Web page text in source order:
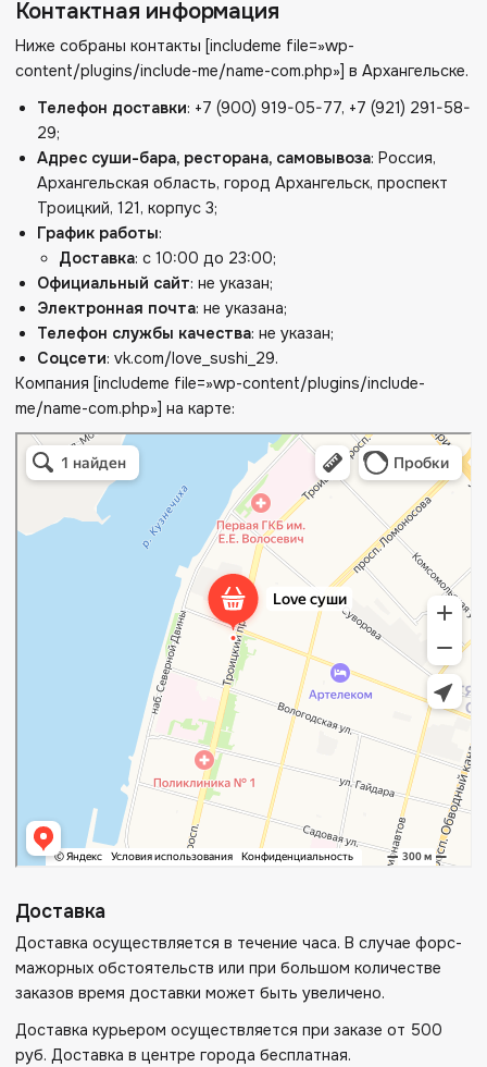
Контактная информация
Ниже собраны контакты [includeme file=»wp-
content/plugins/include-me/name-com.php»] в Архангельске.
Телефон доставки: +7 (900) 919-05-77, +7 (921) 291-58-
29;
Адрес суши-бара, ресторана, самовывоза: Россия,
Архангельская область, город Архангельск, проспект
Троицкий, 121, корпус 3;
График работы:
Доставка: с 10:00 до 23:00;
Официальный сайт: не указан;
Электронная почта: не указана;
Телефон службы качества: не указан;
Соцсети: vk.com/love_sushi_29.
Компания [includeme file=»wp-content/plugins/include-
me/name-com.php»] на карте:
Доставка
Доставка осуществляется в течение часа. В случае форс-
мажорных обстоятельств или при большом количестве
заказов время доставки может быть увеличено.
Доставка курьером осуществляется при заказе от 500
руб. Доставка в центре города бесплатная.